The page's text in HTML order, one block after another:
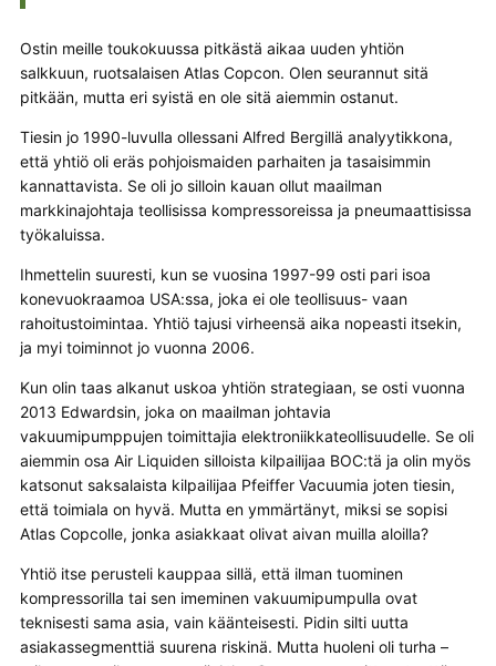
Ostin meille toukokuussa pitkästä aikaa uuden yhtiön
salkkuun, ruotsalaisen Atlas Copcon. Olen seurannut sitä
pitkään, mutta eri syistä en ole sitä aiemmin ostanut.
Tiesin jo 1990-luvulla ollessani Alfred Bergillä analyytikkona,
että yhtiö oli eräs pohjoismaiden parhaiten ja tasaisimmin
kannattavista. Se oli jo silloin kauan ollut maailman
markkinajohtaja teollisissa kompressoreissa ja pneumaattisissa
työkaluissa.
Ihmettelin suuresti, kun se vuosina 1997-99 osti pari isoa
konevuokraamoa USA:ssa, joka ei ole teollisuus- vaan
rahoitustoimintaa. Yhtiö tajusi virheensä aika nopeasti itsekin,
ja myi toiminnot jo vuonna 2006.
Kun olin taas alkanut uskoa yhtiön strategiaan, se osti vuonna
2013 Edwardsin, joka on maailman johtavia
vakuumipumppujen toimittajia elektroniikkateollisuudelle. Se oli
aiemmin osa Air Liquiden silloista kilpailijaa BOC:tä ja olin myös
katsonut saksalaista kilpailijaa Pfeiffer Vacuumia joten tiesin,
että toimiala on hyvä. Mutta en ymmärtänyt, miksi se sopisi
Atlas Copcolle, jonka asiakkaat olivat aivan muilla aloilla?
Yhtiö itse perusteli kauppaa sillä, että ilman tuominen
kompressorilla tai sen imeminen vakuumipumpulla ovat
teknisesti sama asia, vain käänteisesti. Pidin silti uutta
asiakassegmenttiä suurena riskinä. Mutta huoleni oli turha –